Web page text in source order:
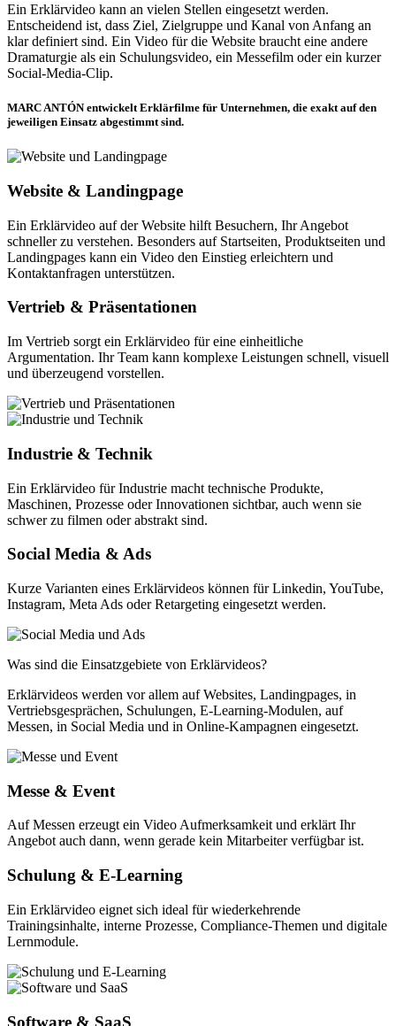
Ein Erklärvideo kann an vielen Stellen eingesetzt werden.
Entscheidend ist, dass Ziel, Zielgruppe und Kanal von Anfang an
klar definiert sind. Ein Video für die Website braucht eine andere
Dramaturgie als ein Schulungsvideo, ein Messefilm oder ein kurzer
Social-Media-Clip.
MARC ANTÓN entwickelt Erklärfilme für Unternehmen, die exakt auf den
jeweiligen Einsatz abgestimmt sind.
Website & Landingpage
Ein Erklärvideo auf der Website hilft Besuchern, Ihr Angebot
schneller zu verstehen. Besonders auf Startseiten, Produktseiten und
Landingpages kann ein Video den Einstieg erleichtern und
Kontaktanfragen unterstützen.
Vertrieb & Präsentationen
Im Vertrieb sorgt ein Erklärvideo für eine einheitliche
Argumentation. Ihr Team kann komplexe Leistungen schnell, visuell
und überzeugend vorstellen.
Industrie & Technik
Ein Erklärvideo für Industrie macht technische Produkte,
Maschinen, Prozesse oder Innovationen sichtbar, auch wenn sie
schwer zu filmen oder abstrakt sind.
Social Media & Ads
Kurze Varianten eines Erklärvideos können für Linkedin, YouTube,
Instagram, Meta Ads oder Retargeting eingesetzt werden.
Was sind die Einsatzgebiete von Erklärvideos?
Erklärvideos werden vor allem auf Websites, Landingpages, in
Vertriebsgesprächen, Schulungen, E-Learning-Modulen, auf
Messen, in Social Media und in Online-Kampagnen eingesetzt.
Messe & Event
Auf Messen erzeugt ein Video Aufmerksamkeit und erklärt Ihr
Angebot auch dann, wenn gerade kein Mitarbeiter verfügbar ist.
Schulung & E-Learning
Ein Erklärvideo eignet sich ideal für wiederkehrende
Trainingsinhalte, interne Prozesse, Compliance-Themen und digitale
Lernmodule.
Software & SaaS